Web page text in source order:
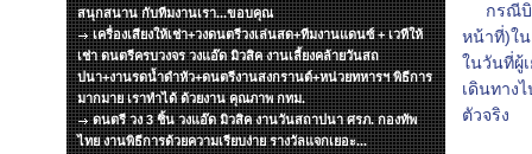
สนุกสนาน กับทีมงานเรา...ขอบคุณ
เครื่องเสียงให้เช่า+วงดนตรีวงเล่นสด+ทีมงานแดนซ์ + เวทีให้
เช่า ดนตรีครบวงจร วงแอ๊ด มิวสิค งานเลี้ยงคล้ายวันสถ
ปนา+งานรดน้ำดำหัว+ดนตรีงานสงกรานต์+หน่วยทหารฯ พิธีการ
มากมาย เราทำได้ ด้วยงาน คุณภาพ กทม.
ดนตรี วง 3 ชิ้น วงแอ๊ด มิวสิค งานวันสถาปนา ศรภ. กองทัพ
ไทย งานพิธีการด้วยความเรียบง่าย รางวัลแจกเยอะ...
กรณีบิด
หน้าที่)ใ
ในวันที่ผู้
เดินทาง
ตัวจริง